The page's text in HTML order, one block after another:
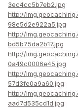
3ec4cc5b7eb2.jpg
http://
98e5d2e922a5.jpg
http://
bd5b75da2b17.jpg
http://
0a49c0006e45.jpg
http://
57d3fe0a9a60.jpg
http://
aad7d535cd1d.jpg